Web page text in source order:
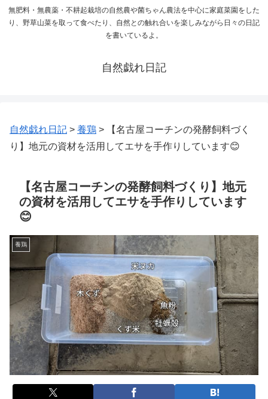
無肥料・無農薬・不耕起栽培の自然農や菌ちゃん農法を中心に家庭菜園をした
り、野草山菜を取って食べたり、自然との触れ合いを楽しみながら日々の日記
を書いているよ。
自然戯れ日記
自然戯れ日記 > 養鶏 >
【名古屋コーチンの発酵飼料づく
り】地元の資材を活用してエサを手作りしています😊
【名古屋コーチンの発酵飼料づくり】地元
の資材を活用してエサを手作りしています
😊
養鶏